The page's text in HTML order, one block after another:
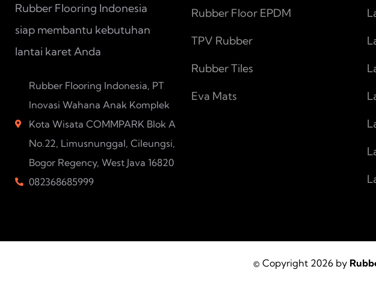
Rubber Flooring Indonesia
siap membantu kebutuhan
lantai karet Anda
Rubber Flooring Indonesia, PT
Inovasi Wahana Anak Komplek
Kota Wisata COMMPARK Blok A
No.22, Limusnunggal, Cileungsi,
Bogor Regency, West Java 16820
082368685999
Rubber Floor EPDM
TPV Rubber
Rubber Tiles
Eva Mats
© Copyright 2026 by